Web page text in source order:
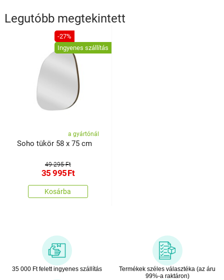
Legutóbb megtekintett
-27%
Ingyenes szállítás
a gyártónál
Soho tükör 58 x 75 cm
49 295 Ft
35 995Ft
Kosárba
35 000 Ft felett ingyenes szállítás
Termékek széles választéka (az áru
99%-a raktáron)